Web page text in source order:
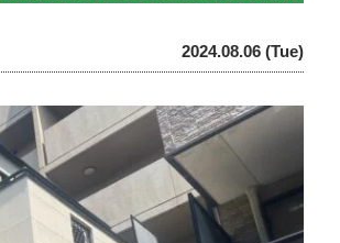
2024.08.06 (Tue)